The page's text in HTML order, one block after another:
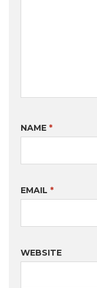
NAME *
EMAIL *
WEBSITE